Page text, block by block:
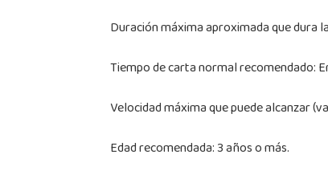
Duración máxima aproximada que dura
Tiempo de carta normal recomendado:
Velocidad máxima que puede alcanzar
Edad recomendada: 3 años o más.